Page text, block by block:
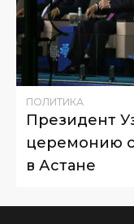
ПОЛИТИКА
Президент
церемонию
в Астане